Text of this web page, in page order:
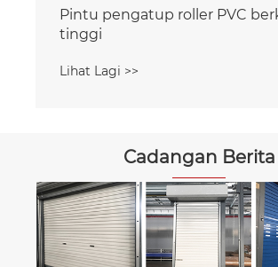
Cadangan Berita
Qingdao Norton Door Industry
Services Garaj Custom Garage